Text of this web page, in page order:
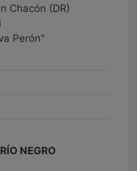
Chacón (DR)
Perón"
NEGRO